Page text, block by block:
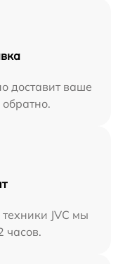
доставит ваше
JVC мы
часов.